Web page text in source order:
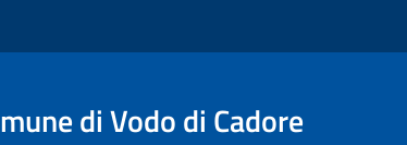
di Vodo di Cadore